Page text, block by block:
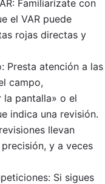
Familiarízate con
el VAR puede
rojas directas y
Presta atención a las
campo,
la pantalla» o el
indica una revisión.
llevan
y a veces
Si sigues